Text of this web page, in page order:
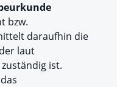
bzw.
daraufhin die
laut
ist.